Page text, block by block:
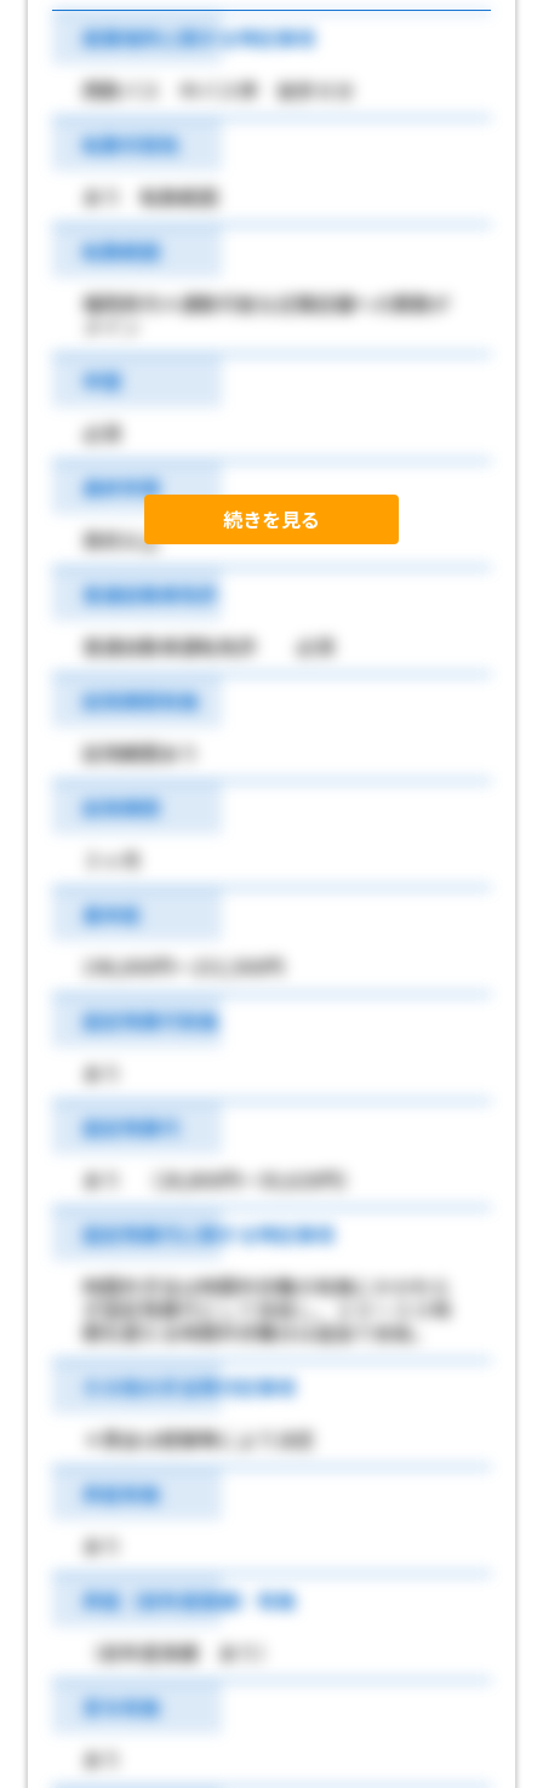
就業場所に関する特記事項
西鉄バス 中バス停 徒歩８分
転勤可能性
あり 転勤範囲
転勤範囲
福岡県内＊通勤可能な近隣店舗への異動が
学歴
必須
最終学歴
高校以上
普通自動車免許
普通自動車運転免許 必須
試用期間有無
試用期間あり
試用期間
３ヶ月
基本給
198,000円～232,500円
固定残業代有無
あり
固定残業代
あり （28,800円～50,620円）
固定残業代に関する特記事項
時間外手当は時間外労働の有無にかかわら
間を超える時間外労働分は追加で支給。
その他の手当等付記事項
＊賃金は経験等により決定
昇給有無
あり
昇給（前年度実績）有無
（前年度実績 あり）
賞与有無
あり
続きを見る